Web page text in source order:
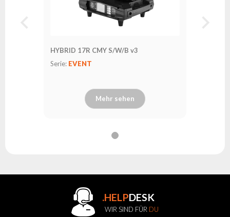
HYBRID 17R CMY S/W/B v3
Serie: EVENT
Mehr sehen
.HELPDESK
WIR SIND FÜR DU